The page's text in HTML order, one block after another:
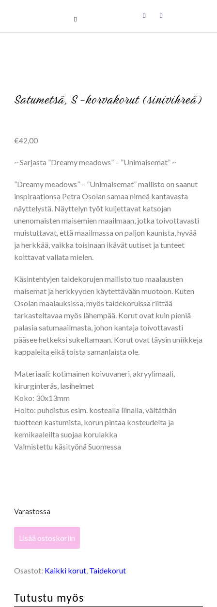
Satumetsä, S -korvakorut (sinivihreä)
€42,00
~ Sarjasta ”Dreamy meadows” – ”Unimaisemat” ~
”Dreamy meadows” – ”Unimaisemat” mallisto on saanut
inspiraationsa Petra Osolan samaa nimeä kantavasta
näyttelystä. Näyttelyn työt kuljettavat katsojan
unenomaisten maisemien maailmaan, jotka toivottavasti
muistuttavat, että maailmassa on paljon kaunista, hyvää
ja herkkää, vaikka toisinaan ikävät uutiset ja tunteet
koittavat vallata mielen.
Käsintehtyjen taidekorujen mallisto tuo maalausten
maisemat ja herkkyyden käytettävään muotoon. Kuten
Osolan maalauksissa, myös taidekoruissa riittää
tarkasteltavaa myös lähempää. Korut ovat kuin pieniä
palasia satumaailmasta, johon kantaja toivottavasti
pääsee hetkeksi sukeltamaan. Korut ovat täysin uniikkeja
kappaleita eikä toista samanlaista ole.
Materiaali: kotimainen koivuvaneri, akryylimaali,
kirurginteräs, lasihelmet
Koko: 30x13mm
Hoito: puhdistus esim. kostealla liinalla, vältäthän
tuotteen kastumista, korun pintaa kosteudelta ja
kemikaaleilta suojaa korulakka
Valmistettu käsityönä Suomessa
Varastossa
korvakorut
määrä
Lisää ostoskoriin
Osastot: Kaikki korut, Taidekorut
Tutustu myös